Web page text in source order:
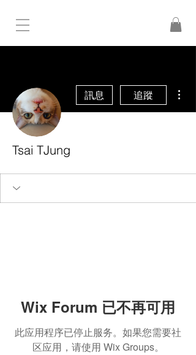
訊息 追蹤
Tsai TJung
Wix Forum 已不再可用
此应用程序已停止服务。如果您需要社
区应用，请使用 Wix Groups。